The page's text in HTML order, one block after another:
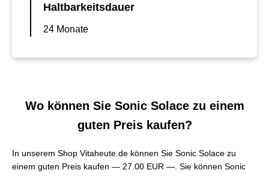
Haltbarkeitsdauer
24 Monate
Wo können Sie Sonic Solace zu einem
guten Preis kaufen?
In unserem Shop Vitaheute.de können Sie Sonic Solace zu
einem guten Preis kaufen — 27.00 EUR — . Sie können Sonic